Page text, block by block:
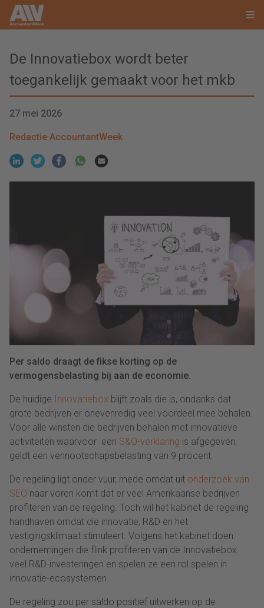
De Innovatiebox wordt beter
toegankelijk gemaakt voor het mkb
27 mei 2026
Redactie AccountantWeek
Per saldo draagt de fikse korting op de
vermogensbelasting bij aan de economie.
De huidige Innovatiebox blijft zoals die is, ondanks dat
grote bedrijven er onevenredig veel voordeel mee behalen.
Voor alle winsten die bedrijven behalen met innovatieve
activiteiten waarvoor een S&O-verklaring is afgegeven,
geldt een vennootschapsbelasting van 9 procent.
De regeling ligt onder vuur, mede omdat uit onderzoek van
SEO naar voren komt dat er veel Amerikaanse bedrijven
profiteren van de regeling. Toch wil het kabinet de regeling
handhaven omdat die innovatie, R&D en het
vestigingsklimaat stimuleert. Volgens het kabinet doen
ondernemingen die flink profiteren van de Innovatiebox
veel R&D-investeringen en spelen ze een rol spelen in
innovatie-ecosystemen.
De regeling zou per saldo positief uitwerken op de